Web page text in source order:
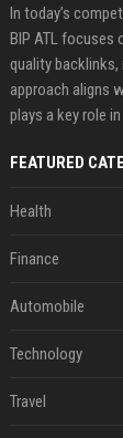
In today’s
BIP ATL focuses
quality
approach aligns
plays a key role
FEATURED
Health
Finance
Automobile
Technology
Travel